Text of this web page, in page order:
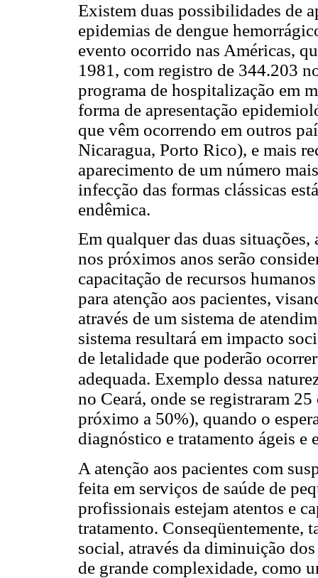
Existem duas possibilidades de
epidemias de dengue
evento ocorrido nas Américas,
1981, com registro de 344.203
programa de hospitalização em
forma de apresentação
que vêm ocorrendo em outros
Nicaragua, Porto Rico), e mais
aparecimento de um número
infecção das formas clássicas
endêmica.
Em qualquer das duas
nos próximos anos serão
capacitação de recursos
para atenção aos pacientes,
através de um sistema de
sistema resultará em impacto
de letalidade que poderão
adequada. Exemplo dessa
no Ceará, onde se registraram
próximo a 50%), quando o
diagnóstico e tratamento ágeis e
A atenção aos pacientes com
feita em serviços de saúde de
profissionais estejam atentos e
tratamento. Conseqüentemente,
social, através da diminuição
de grande complexidade, como